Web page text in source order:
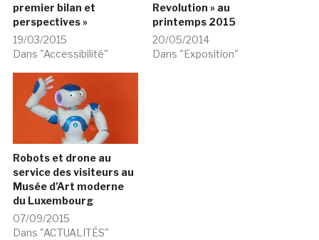
premier bilan et
perspectives »
19/03/2015
Dans "Accessibilité"
Revolution » au
printemps 2015
20/05/2014
Dans "Exposition"
Robots et drone au
service des visiteurs au
Musée d’Art moderne
du Luxembourg
07/09/2015
Dans "ACTUALITÉS"